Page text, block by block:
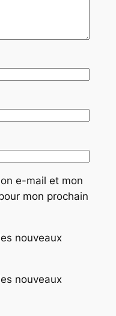
e-mail et mon
mon prochain
nouveaux
nouveaux